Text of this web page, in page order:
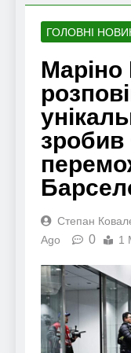
ГОЛОВНІ
зробив
Степан
Ago
0 1